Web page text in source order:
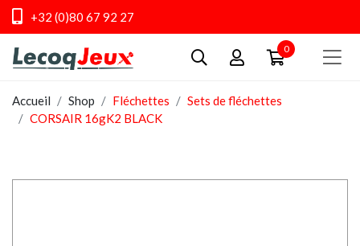
+32 (0)80 67 92 27
0
Accueil Shop Fléchettes
Sets de fléchettes
CORSAIR 16gK2 BLACK